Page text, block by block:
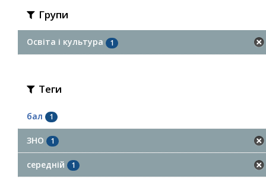
Групи
Освіта і культура 1
Теги
бал 1
ЗНО 1
середній 1